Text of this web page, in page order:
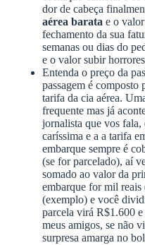
dor de cabeça
aérea barata e o
fechamento da sua
semanas ou dias do
e o valor subir
Entenda o preço da
passagem é composto
tarifa da cia aérea.
frequente mas já
jornalista que vos fala,
caríssima e a a tarifa
embarque sempre é
(se for parcelado), aí
somado ao valor da
embarque for mil
(exemplo) e você
parcela virá R$1.600
meus amigos, se não
surpresa amarga no